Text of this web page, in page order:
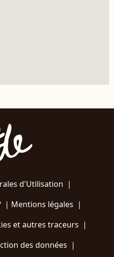
d'Utilisation |
| Mentions légales |
et autres traceurs |
des données |